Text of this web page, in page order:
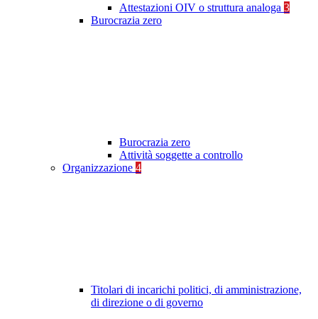
Attestazioni OIV o struttura analoga 3
Burocrazia zero
Burocrazia zero
Attività soggette a controllo
Organizzazione 4
Titolari di incarichi politici, di amministrazione,
di direzione o di governo